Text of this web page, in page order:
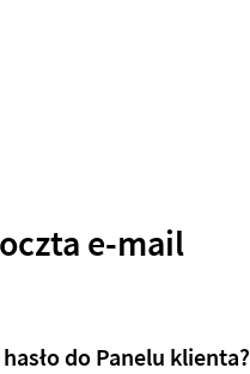
e-mail
do Panelu klienta?